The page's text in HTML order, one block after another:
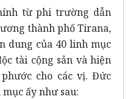
từ phi trường dẫn
thành phố Tirana,
dung của 40 linh mục
tài cộng sản và hiện
cho các vị. Đức
ấy như sau: